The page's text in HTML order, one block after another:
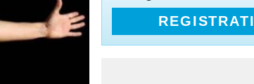
REGISTRATI